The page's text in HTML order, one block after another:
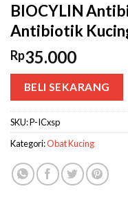
BIOCYLIN
Antibiotik
Rp35.000
BELI SEKARANG
SKU:P-ICxsp
Kategori:Obat Kucing